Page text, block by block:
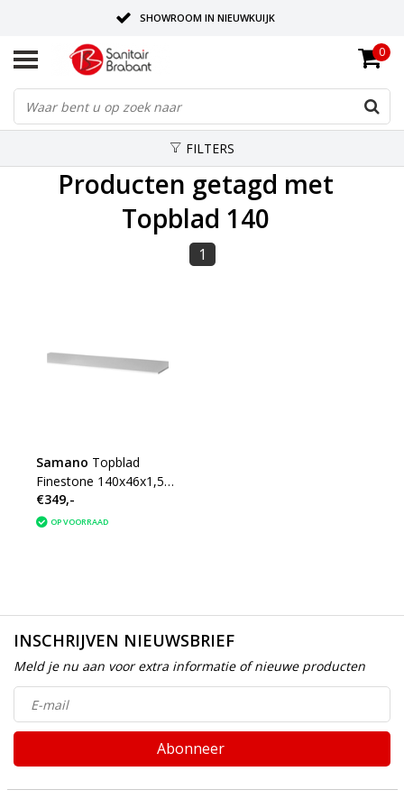
SHOWROOM IN NIEUWKUIJK
BEZORGING OP AFSPRAAK
LEVERING EN REALISATIE ONDER EEN DAK!
0
FILTERS
Producten getagd met
Topblad 140
1
Samano Topblad
Finestone 140x46x1,5
cm wit
€349,-
OP VOORRAAD
INSCHRIJVEN NIEUWSBRIEF
Meld je nu aan voor extra informatie of nieuwe producten
Abonneer